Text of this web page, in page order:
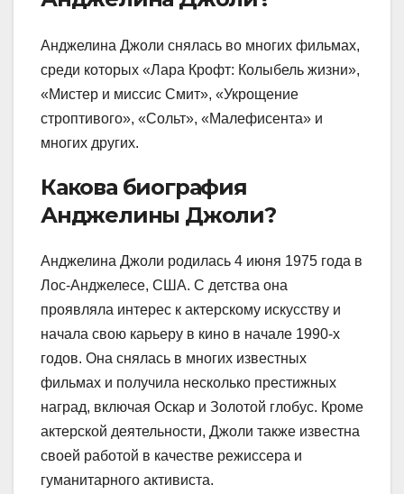
Анджелина Джоли снялась во многих фильмах,
среди которых «Лара Крофт: Колыбель жизни»,
«Мистер и миссис Смит», «Укрощение
строптивого», «Сольт», «Малефисента» и
многих других.
Какова биография
Анджелины Джоли?
Анджелина Джоли родилась 4 июня 1975 года в
Лос-Анджелесе, США. С детства она
проявляла интерес к актерскому искусству и
начала свою карьеру в кино в начале 1990-х
годов. Она снялась в многих известных
фильмах и получила несколько престижных
наград, включая Оскар и Золотой глобус. Кроме
актерской деятельности, Джоли также известна
своей работой в качестве режиссера и
гуманитарного активиста.